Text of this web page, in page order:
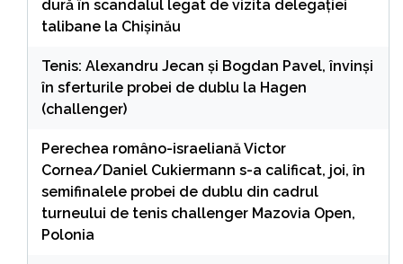
dură în scandalul legat de vizita delegației
talibane la Chișinău
Tenis: Alexandru Jecan şi Bogdan Pavel, învinşi
în sferturile probei de dublu la Hagen
(challenger)
Perechea româno-israeliană Victor
Cornea/Daniel Cukiermann s-a calificat, joi, în
semifinalele probei de dublu din cadrul
turneului de tenis challenger Mazovia Open,
Polonia